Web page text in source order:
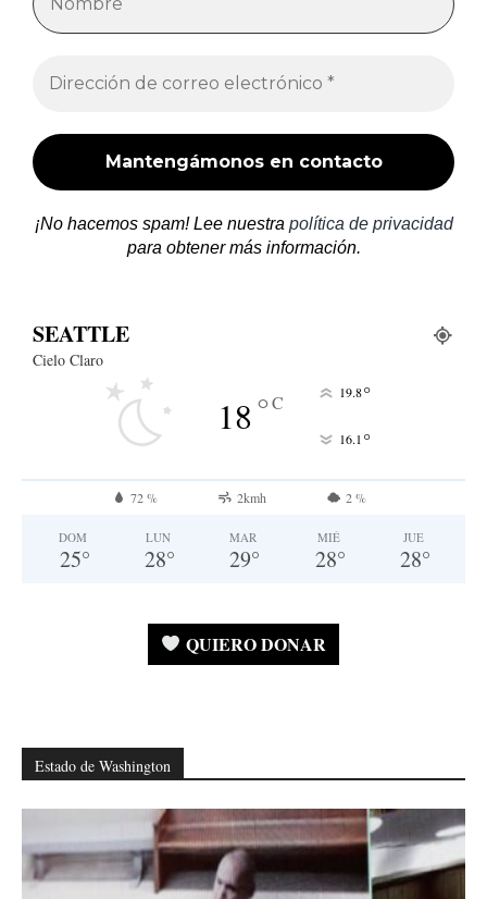
¡No hacemos spam! Lee nuestra política de privacidad
para obtener más información.
SEATTLE
Cielo Claro
18°C 19.8°
16.1 °
72 % 2kmh 2 %
DOM
25°
LUN
28°
MAR
29°
MIÉ
28°
JUE
28°
QUIERO DONAR
Estado de Washington